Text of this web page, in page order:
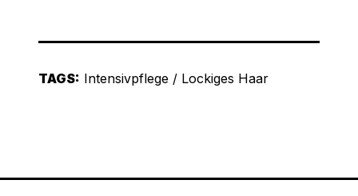
TAGS: Intensivpflege / Lockiges Haar